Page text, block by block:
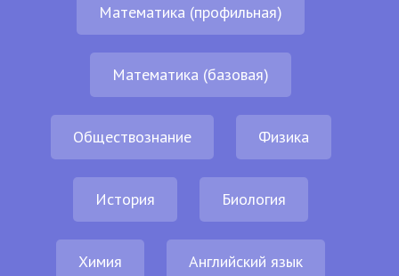
Математика (профильная)
Математика (базовая)
Обществознание Физика
История Биология
Химия Английский язык